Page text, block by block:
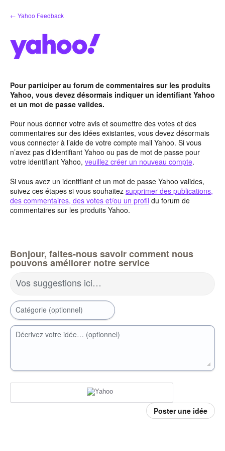
Aller
au
← Yahoo Feedback
Pour participer au forum de commentaires sur les produits
Yahoo, vous devez désormais indiquer un identifiant Yahoo
et un mot de passe valides.
Pour nous donner votre avis et soumettre des votes et des
commentaires sur des idées existantes, vous devez désormais
vous connecter à l’aide de votre compte mail Yahoo. Si vous
n’avez pas d’identifiant Yahoo ou pas de mot de passe pour
votre identifiant Yahoo, veuillez créer un nouveau compte.
Si vous avez un identifiant et un mot de passe Yahoo valides,
suivez ces étapes si vous souhaitez supprimer des publications,
des commentaires, des votes et/ou un profil du forum de
commentaires sur les produits Yahoo.
Bonjour, faites-nous savoir comment nous
pouvons améliorer notre service
Vos suggestions ici…
Catégorie (optionnel)
Décrivez votre idée… (optionnel)
Poster une idée